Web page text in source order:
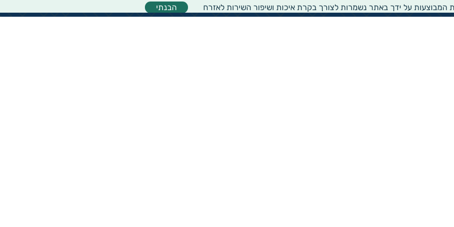
המבוצעות על ידך באתר נשמרות לצורך בקרת איכות ושיפור השירות לאזרח הבנתי